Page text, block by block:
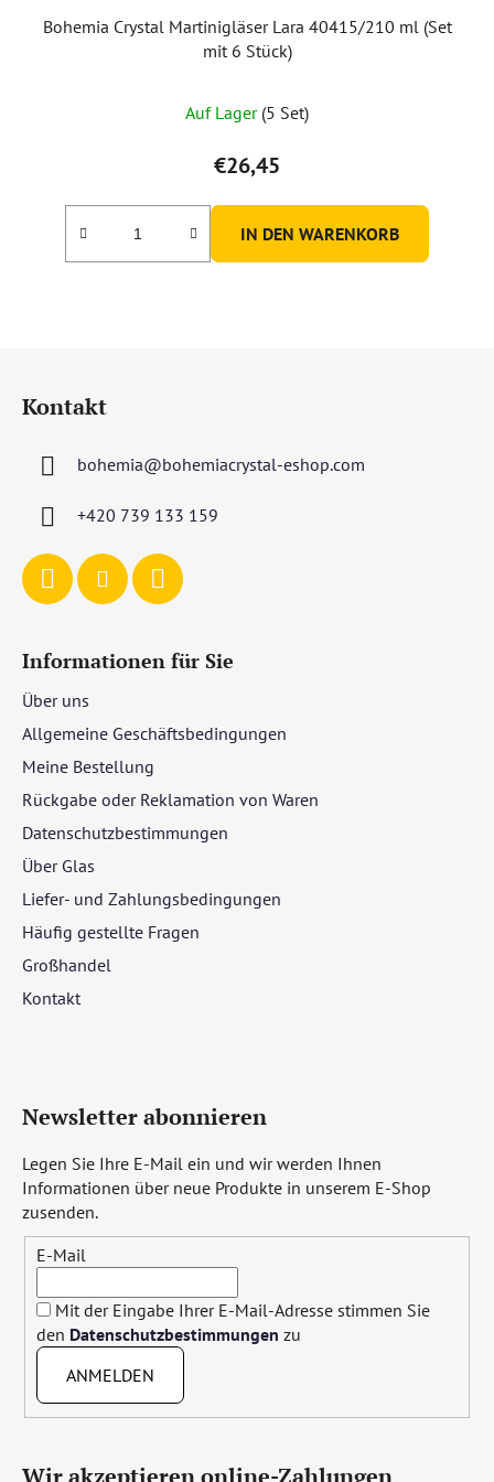
Bohemia Crystal Martinigläser Lara 40415/210 ml (Set
mit 6 Stück)
Auf Lager (5 Set)
€26,45
IN DEN WARENKORB
Kontakt
bohemia@bohemiacrystal-eshop.com
+420 739 133 159
Informationen für Sie
Über uns
Allgemeine Geschäftsbedingungen
Meine Bestellung
Rückgabe oder Reklamation von Waren
Datenschutzbestimmungen
Über Glas
Liefer- und Zahlungsbedingungen
Häufig gestellte Fragen
Großhandel
Kontakt
Newsletter abonnieren
Legen Sie Ihre E-Mail ein und wir werden Ihnen
Informationen über neue Produkte in unserem E-Shop
zusenden.
E-Mail
Mit der Eingabe Ihrer E-Mail-Adresse stimmen Sie
den Datenschutzbestimmungen zu
ANMELDEN